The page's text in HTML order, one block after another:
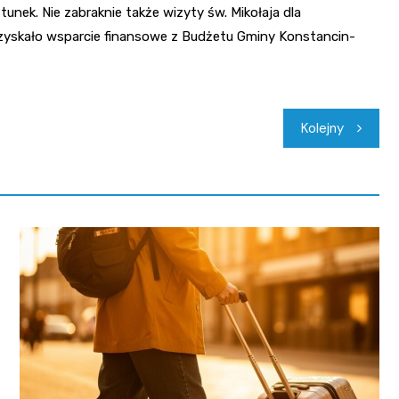
Nie zabraknie także wizyty św. Mikołaja dla
wsparcie finansowe z Budżetu Gminy Konstancin-
Kolejny